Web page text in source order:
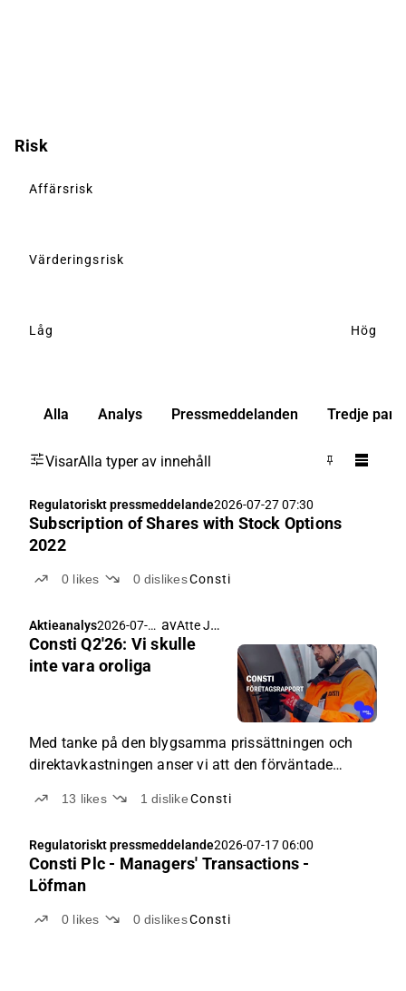
Risk
Affärsrisk
Värderingsrisk
Låg Hög
Alla Analys Pressmeddelanden Tredje part
VisarAlla typer av innehåll
Regulatoriskt pressmeddelande2026-07-27 07:30
Subscription of Shares with Stock Options
2022
0 likes 0 dislikesConsti
Aktieanalys2026-07-
20 05:00
av Atte Jortikka
Consti Q2'26: Vi skulle
inte vara oroliga
Med tanke på den blygsamma prissättningen och
direktavkastningen anser vi att den förväntade
nivå.
13 likes 1dislikeConsti
Regulatoriskt pressmeddelande2026-07-17 06:00
Consti Plc - Managers' Transactions -
Löfman
0 likes 0 dislikesConsti